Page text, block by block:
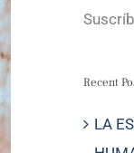
Recent
LA